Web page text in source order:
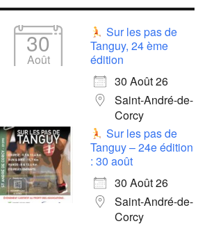
30
Août
Sur les pas de
Tanguy, 24 ème
édition
30 Août 26
Saint-André-de-
Corcy
Sur les pas de
Tanguy – 24e édition
: 30 août
30 Août 26
Saint-André-de-
Corcy